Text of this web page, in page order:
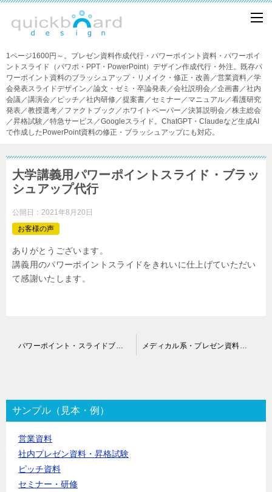
1ページ1600円～。プレゼン資料作成代行・パワーポイント資料・パワーポイ
ントスライド（パワポ・PPT・PowerPoint）デザイン作成代行・外注。既存パ
ワーポイント資料のブラッシュアップ・リメイク・修正・改善／営業資料／学
会発表スライドデザイン／論文・ゼミ・卒論発表／会社説明会／企画書／社内
会議／講演会／ピッチ／社内研修／提案書／セミナー／マニュアル／看護研究
発表／教授選考／ファクトブック／ホワイトペーパー／決算説明会／株主総会
／昇格試験／特急サービス／Googleスライド。ChatGPT・Claudeなど生成AI
で作成したPowerPoint資料の修正・ブラッシュアップにも対応。
大学講義用パワーポイントスライド・ブラッ
シュアップ代行
公開日： 2021年8月20日
お客様の声
ありがとうございます。
講義用のパワーポイントスライドをきれいに仕上げていただい
て感謝いたします。
ゲ
ー
シ
サンプル（見本・例）
営業資料
社内プレゼン資料・昇格試験
ピッチ資料
セミナー・研修